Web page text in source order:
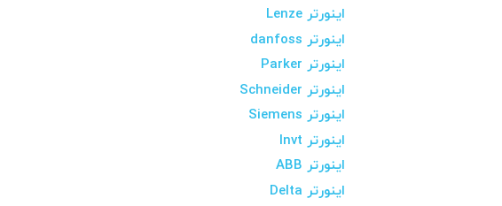
اینورتر Lenze
اینورتر danfoss
اینورتر Parker
اینورتر Schneider
اینورتر Siemens
اینورتر Invt
اینورتر ABB
اینورتر Delta